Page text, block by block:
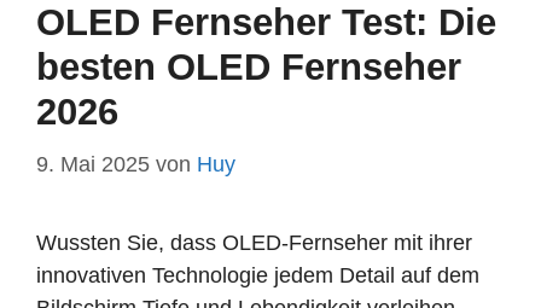
OLED Fernseher Test: Die
besten OLED Fernseher
2026
9. Mai 2025 von Huy
Wussten Sie, dass OLED-Fernseher mit ihrer
innovativen Technologie jedem Detail auf dem